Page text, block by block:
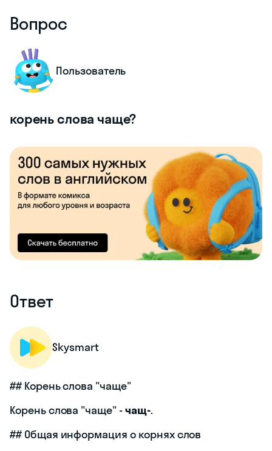
Вопрос
Пользователь
корень слова чаще?
Ответ
Skysmart
## Корень слова "чаще"
Корень слова "чаще" -чащ-.
## Общая информация о корнях слов